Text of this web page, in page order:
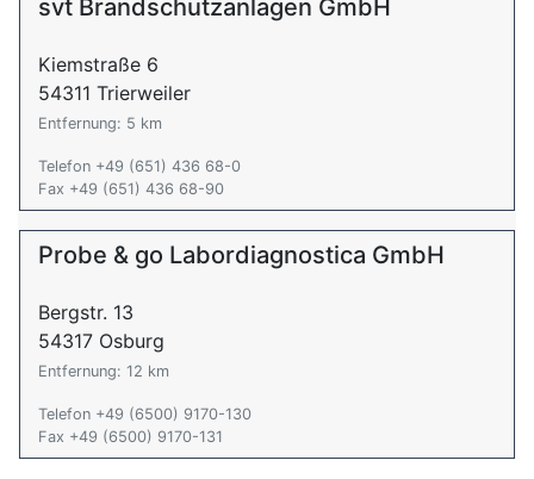
svt Brandschutzanlagen GmbH
Kiemstraße 6
54311 Trierweiler
Entfernung: 5 km
Telefon +49 (651) 436 68-0
Fax +49 (651) 436 68-90
Probe & go Labordiagnostica GmbH
Bergstr. 13
54317 Osburg
Entfernung: 12 km
Telefon +49 (6500) 9170-130
Fax +49 (6500) 9170-131